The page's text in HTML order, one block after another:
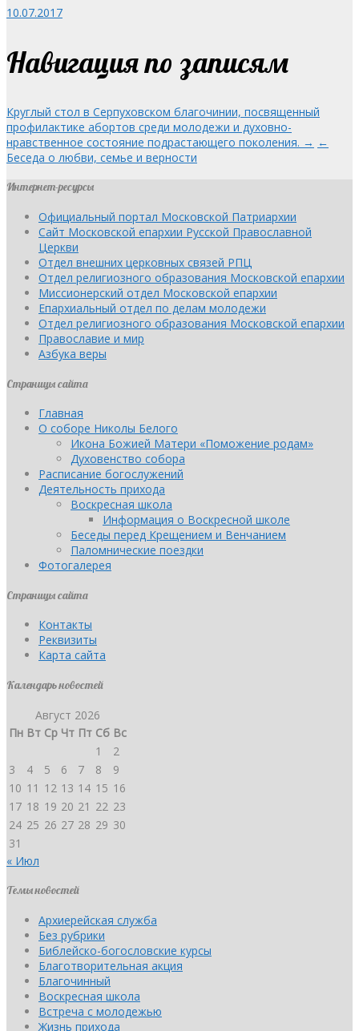
10.07.2017
Навигация по записям
Круглый стол в Серпуховском благочинии, посвященный
профилактике абортов среди молодежи и духовно-
нравственное состояние подрастающего поколения. → ←
Беседа о любви, семье и верности
Интернет-ресурсы
Официальный портал Московской Патриархии
Сайт Московской епархии Русской Православной
Церкви
Отдел внешних церковных связей РПЦ
Отдел религиозного образования Московской епархии
Миссионерский отдел Московской епархии
Епархиальный отдел по делам молодежи
Отдел религиозного образования Московской епархии
Православие и мир
Азбука веры
Страницы сайта
Главная
О соборе Николы Белого
Икона Божией Матери «Поможение родам»
Духовенство собора
Расписание богослужений
Деятельность прихода
Воскресная школа
Информация о Воскресной школе
Беседы перед Крещением и Венчанием
Паломнические поездки
Фотогалерея
Страницы сайта
Контакты
Реквизиты
Карта сайта
Календарь новостей
Август 2026
Пн Вт Ср Чт Пт Сб Вс
1
2
3
4 5 6 7 8
9
10 11 12 13 14 15 16
17 18 19 20 21 22 23
24 25 26 27 28 29 30
31
« Июл
Темы новостей
Архиерейская служба
Без рубрики
Библейско-богословские курсы
Благотворительная акция
Благочинный
Воскресная школа
Встреча с молодежью
Жизнь прихода